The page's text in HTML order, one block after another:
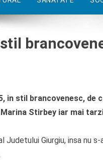
in stil brancovenesc, de
Stirbey iar mai
Giurgiu, insa nu